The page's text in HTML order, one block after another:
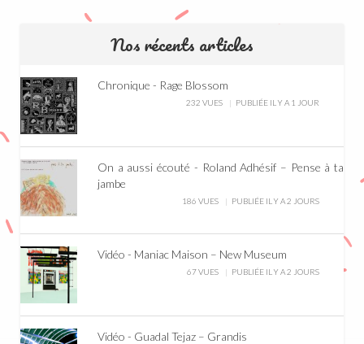
Nos récents articles
Chronique - Rage Blossom
232 VUES PUBLIÉE IL Y A 1 JOUR
On a aussi écouté - Roland Adhésif – Pense à ta
jambe
186 VUES PUBLIÉE IL Y A 2 JOURS
Vidéo - Maniac Maison – New Museum
67 VUES PUBLIÉE IL Y A 2 JOURS
Vidéo - Guadal Tejaz – Grandis